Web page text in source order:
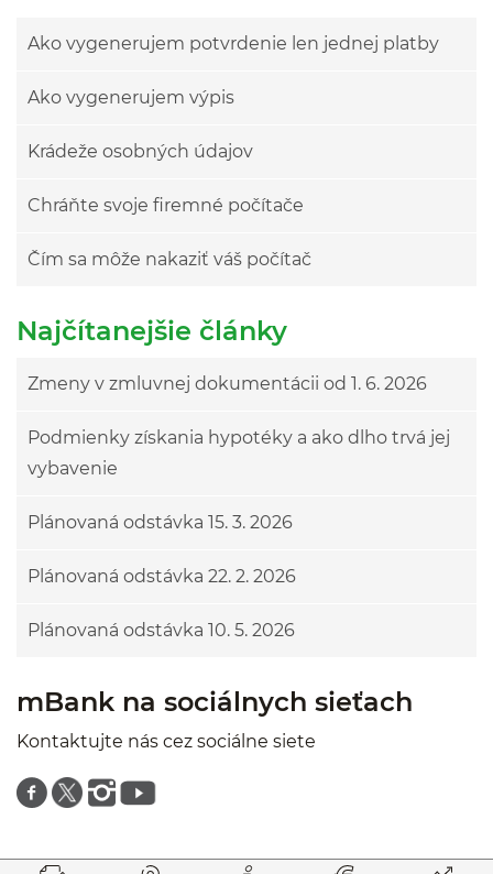
Ako vygenerujem potvrdenie len jednej platby
Ako vygenerujem výpis
Krádeže osobných údajov
Chráňte svoje firemné počítače
Čím sa môže nakaziť váš počítač
Najčítanejšie články
Zmeny v zmluvnej dokumentácii od 1. 6. 2026
Podmienky získania hypotéky a ako dlho trvá jej
vybavenie
Plánovaná odstávka 15. 3. 2026
Plánovaná odstávka 22. 2. 2026
Plánovaná odstávka 10. 5. 2026
mBank na sociálnych sieťach
Kontaktujte nás cez sociálne siete
Znajdź nas na facebooku
Znajdź nas na twitterze
Znajdź nas na instagramie
Znajdź nas na youtube